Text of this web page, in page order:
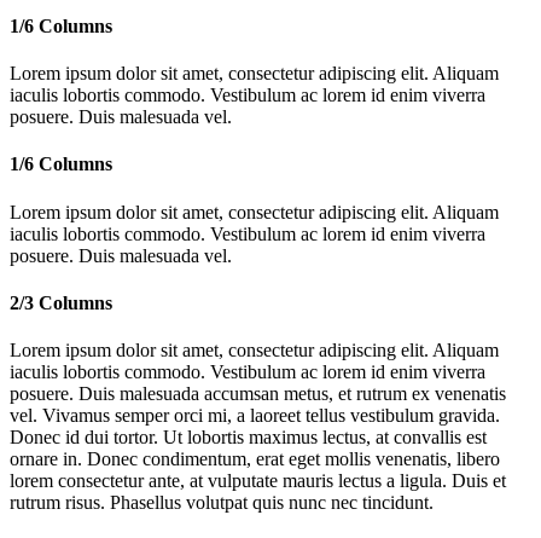
1/6 Columns
Lorem ipsum dolor sit amet, consectetur adipiscing elit. Aliquam
iaculis lobortis commodo. Vestibulum ac lorem id enim viverra
posuere. Duis malesuada vel.
1/6 Columns
Lorem ipsum dolor sit amet, consectetur adipiscing elit. Aliquam
iaculis lobortis commodo. Vestibulum ac lorem id enim viverra
posuere. Duis malesuada vel.
2/3 Columns
Lorem ipsum dolor sit amet, consectetur adipiscing elit. Aliquam
iaculis lobortis commodo. Vestibulum ac lorem id enim viverra
posuere. Duis malesuada accumsan metus, et rutrum ex venenatis
vel. Vivamus semper orci mi, a laoreet tellus vestibulum gravida.
Donec id dui tortor. Ut lobortis maximus lectus, at convallis est
ornare in. Donec condimentum, erat eget mollis venenatis, libero
lorem consectetur ante, at vulputate mauris lectus a ligula. Duis et
rutrum risus. Phasellus volutpat quis nunc nec tincidunt.